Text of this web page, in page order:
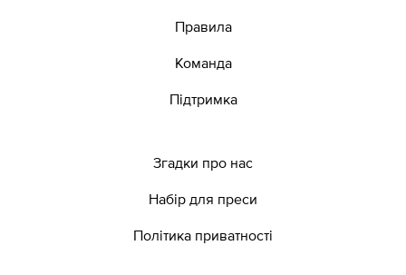
Правила
Команда
Підтримка
Згадки про нас
Набір для преси
Політика приватності